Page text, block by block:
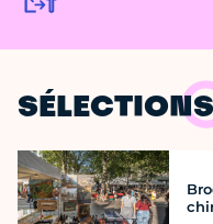
SÉLECTIONS